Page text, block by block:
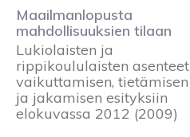
Maailmanlopusta
mahdollisuuksien tilaan
Lukiolaisten ja
rippikoululaisten asenteet
vaikuttamisen, tietämisen
ja jakamisen esityksiin
elokuvassa 2012 (2009)